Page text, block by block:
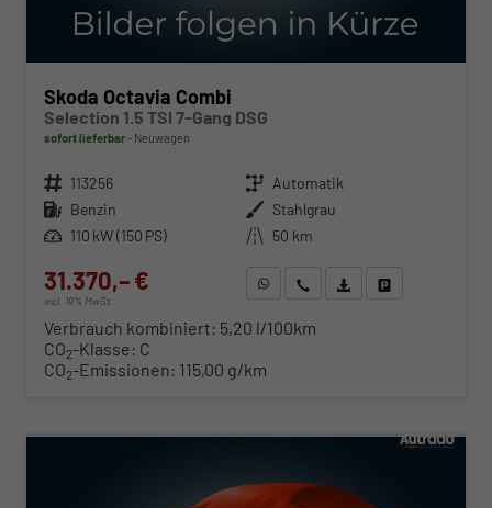
Skoda Octavia Combi
Selection 1.5 TSI 7-Gang DSG
sofort lieferbar Neuwagen
Fahrzeugnr. 113256 Getriebe Automatik
Kraftstoff Benzin Außenfarbe Stahlgrau
Leistung 110 kW (150 PS) Kilometerstand 50 km
31.370,– €
incl. 19% MwSt.
WhatsApp anfragen
Wir rufen Sie anFahrzeugexposé (PDF)
Verbrauch kombiniert: 5,20 l/100km
CO2-Klasse: C
CO2-Emissionen: 115,00 g/km